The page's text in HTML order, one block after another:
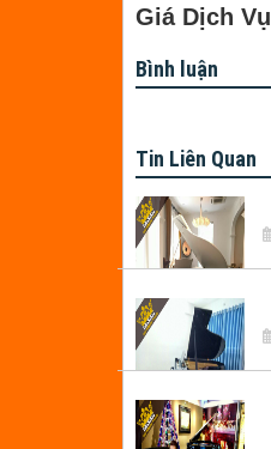
Giá Dịch Vụ
Bình luận
Tin Liên Quan